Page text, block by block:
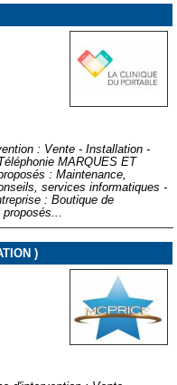
: Vente - Installation -
MARQUES ET
: Maintenance,
services informatiques -
: Boutique de
)